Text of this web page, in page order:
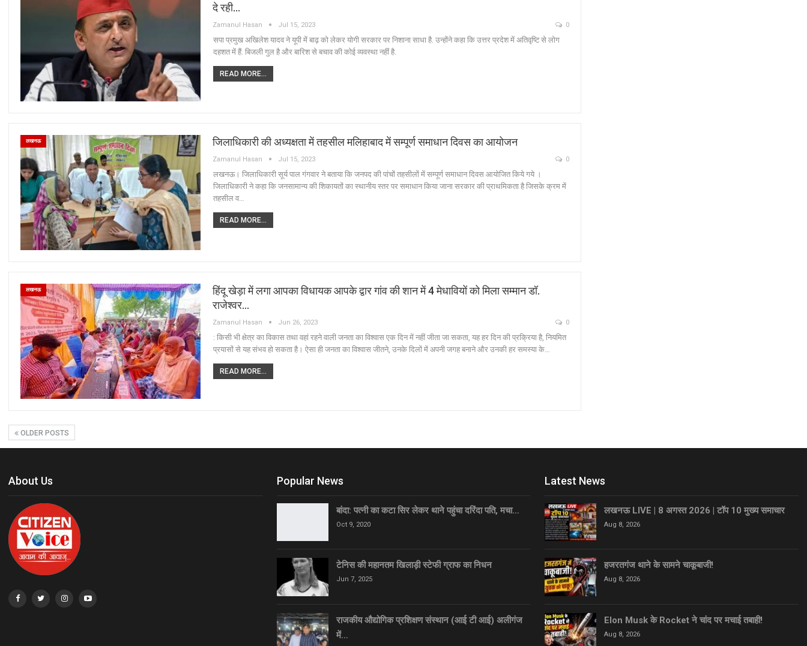
दे रही…
Zamanul Hasan Jul 15, 2023 0
सपा प्रमुख अखिलेश यादव ने यूपी में बाढ़ को लेकर योगी सरकार पर निशाना साधा है. उन्होंने कहा कि उत्तर प्रदेश में अतिवृष्टि से लोग
दहशत में हैं. बिजली गुल है और बारिश से बचाव की कोई व्यवस्था नहीं है.
READ MORE...
लखनऊ जिलाधिकारी की अध्यक्षता में तहसील मलिहाबाद में सम्पूर्ण समाधान दिवस का आयोजन
Zamanul Hasan Jul 15, 2023 0
लखनऊ। जिलाधिकारी सूर्य पाल गंगवार ने बताया कि जनपद की पांचों तहसीलों में सम्पूर्ण समाधान दिवस आयोजित किये गये ।
जिलाधिकारी ने कहा कि जनसामान्य की शिकायतों का स्थानीय स्तर पर समाधान किया जाना सरकार की प्राथमिकता है जिसके क्रम में
तहसील व…
READ MORE...
लखनऊ
हिंदू खेड़ा में लगा आपका विधायक आपके द्वार गांव की शान में 4 मेधावियों को मिला सम्मान डॉ.
राजेश्वर…
Zamanul Hasan Jun 26, 2023 0
: किसी भी क्षेत्र का विकास तथा वहां रहने वाली जनता का विश्वास एक दिन में नहीं जीता जा सकता, यह हर दिन की प्रक्रिया है, नियमित
प्रयासों से यह संभव हो सकता है। ऐसा ही जनता का विश्वास जीतने, उनके दिलों में अपनी जगह बनाने और उनकी हर समस्या के…
READ MORE...
OLDER POSTS
About Us Popular News
बांदा: पत्नी का कटा सिर लेकर थाने पहुंचा दरिंदा पति, मचा…
Oct 9, 2020
टेनिस की महानतम खिलाड़ी स्टेफी ग्राफ का निधन
Jun 7, 2025
राजकीय औद्योगिक प्रशिक्षण संस्थान (आई टी आई) अलीगंज
में…
Latest News
लखनऊ LIVE | 8 अगस्त 2026 | टॉप 10 मुख्य समाचार
Aug 8, 2026
हजरतगंज थाने के सामने चाकूबाजी!
Aug 8, 2026
Elon Musk के Rocket ने चांद पर मचाई तबाही!
Aug 8, 2026